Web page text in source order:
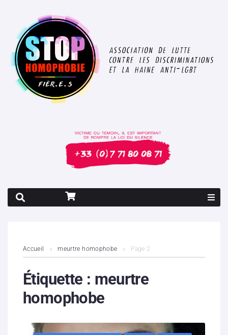
Contenus litigieux
Nous soutenir
Accueil meurtre homophobe Page 2
Étiquette : meurtre
homophobe